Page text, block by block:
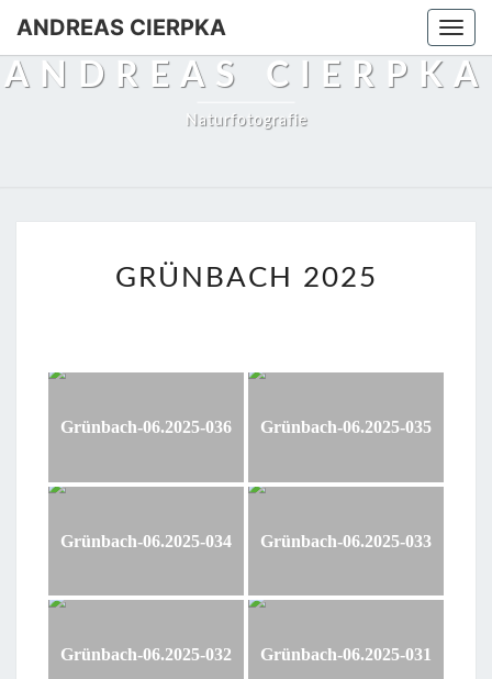
Skip
content
ANDREAS CIERPKA
ANDREAS CIERPKA
Naturfotografie
2025
GRÜNBACH 2025
Grünbach-06.2025-036 Grünbach-06.2025-035
Grünbach-06.2025-034 Grünbach-06.2025-033
Grünbach-06.2025-032 Grünbach-06.2025-031